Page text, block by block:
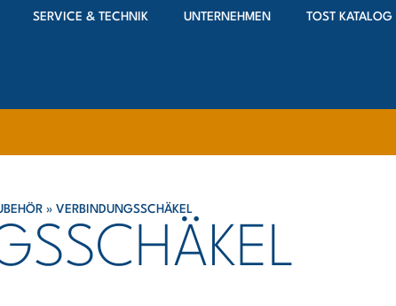
SERVICE & TECHNIK UNTERNEHMEN TOST KATALOG
» VERBINDUNGSSCHÄKEL